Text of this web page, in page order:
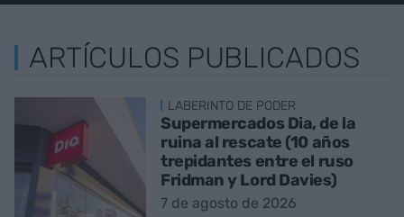
ARTÍCULOS PUBLICADOS
LABERINTO DE PODER
Supermercados Dia, de la
ruina al rescate (10 años
trepidantes entre el ruso
Fridman y Lord Davies)
7 de agosto de 2026